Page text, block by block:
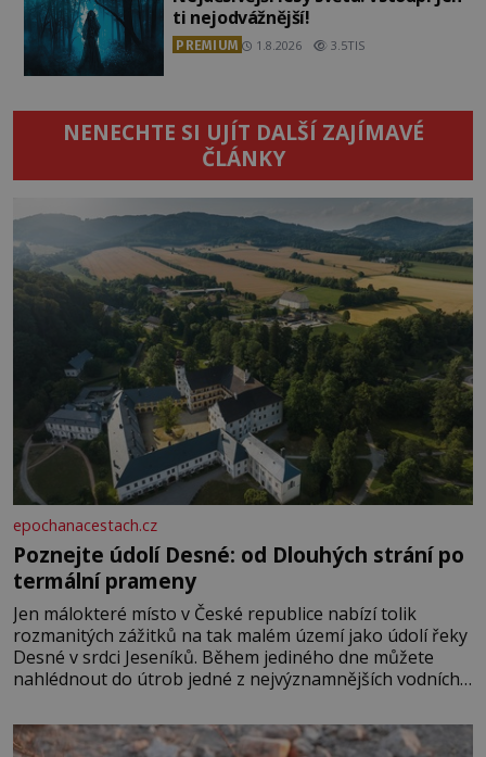
ti nejodvážnější!
PREMIUM 1.8.2026 3.5TIS
NENECHTE SI UJÍT DALŠÍ ZAJÍMAVÉ
ČLÁNKY
epochanacestach.cz
Poznejte údolí Desné: od Dlouhých strání po
termální prameny
Jen málokteré místo v České republice nabízí tolik
rozmanitých zážitků na tak malém území jako údolí řeky
Desné v srdci Jeseníků. Během jediného dne můžete
nahlédnout do útrob jedné z nejvýznamnějších vodních
se na koloběžce a den zakončit poznáváním památek ve
Velkých Losinách nebo v termálním